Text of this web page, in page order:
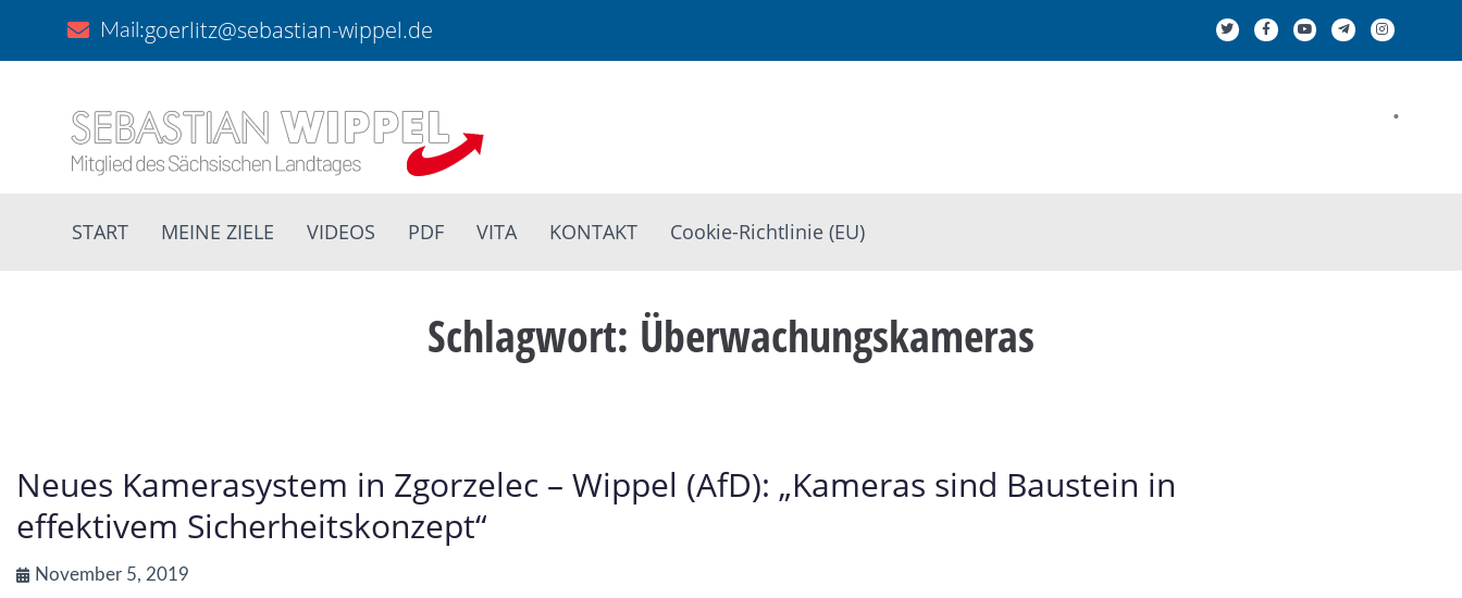
Mail:goerlitz@sebastian-wippel.de
.
START MEINE ZIELE VIDEOS PDF VITA KONTAKT Cookie-Richtlinie (EU)
Schlagwort: Überwachungskameras
Neues Kamerasystem in Zgorzelec – Wippel (AfD): „Kameras sind Baustein in
effektivem Sicherheitskonzept“
November 5, 2019